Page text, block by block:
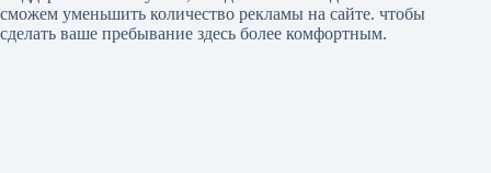
сможем уменьшить количество рекламы на сайте. чтобы
сделать ваше пребывание здесь более комфортным.